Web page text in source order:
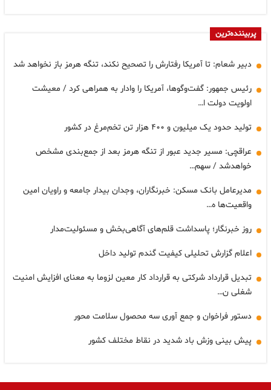
پربیننده‌ترین
دبیر شعام: تا آمریکا رفتارش را تصحیح نکند، تنگه هرمز باز نخواهد شد
رئیس جمهور: گفت‌وگوها، آمریکا را وادار به همراهی کرد / معیشت
اولویت دولت ا…
تولید حدود یک میلیون و ۴۰۰ هزار تن تخم‌مرغ در کشور
عراقچی: مسیر جدید عبور از تنگه هرمز بعد از جمع‌بندی مشخص
خواهدشد / سهم…
مدیرعامل بانک مسکن: خبرنگاران، وجدان بیدار جامعه و راویان امین
واقعیت‌ها ه…
روز خبرنگار؛ پاسداشت قلم‌های آگاهی‌بخش و مسئولیت‌مدار
اعلام گزارش تحلیلی کیفیت گندم تولید داخل
تبدیل قرارداد شرکتی به قرارداد کار معین لزوما به معنای افزایش امنیت
شغلی ن…
دستور فراخوان و جمع آوری سه محصول سلامت محور
پیش بینی وزش باد شدید در نقاط مختلف کشور